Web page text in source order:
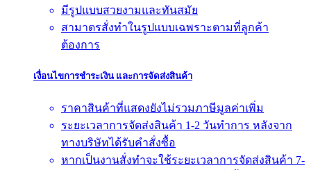
มีรูปแบบสวยงามและทันสมัย
สามาตรสั่งทำในรูปแบบเฉพราะตามที่ลูกค้า
ต้องการ
เงื่อนไขการชำระเงิน และการจัดส่งสินค้า
ราคาสินค้าที่แสดงยังไม่รวมภาษีมูลค่าเพิ่ม
ระยะเวลาการจัดส่งสินค้า 1-2 วันทำการ หลังจาก
ทางบริษัทได้รับคำสั่งซื้อ
หากเป็นงานสั่งทำจะใช้ระยะเวลาการจัดส่งสินค้า 7-